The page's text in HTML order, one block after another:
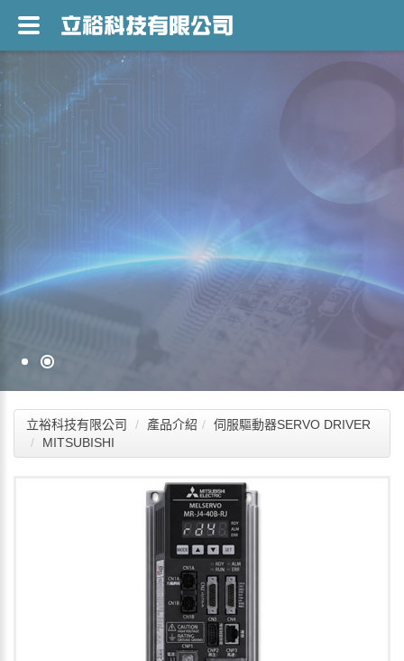
立裕科技有限公司 產品介紹
伺服驅動器SERVO DRIVER
MITSUBISHI